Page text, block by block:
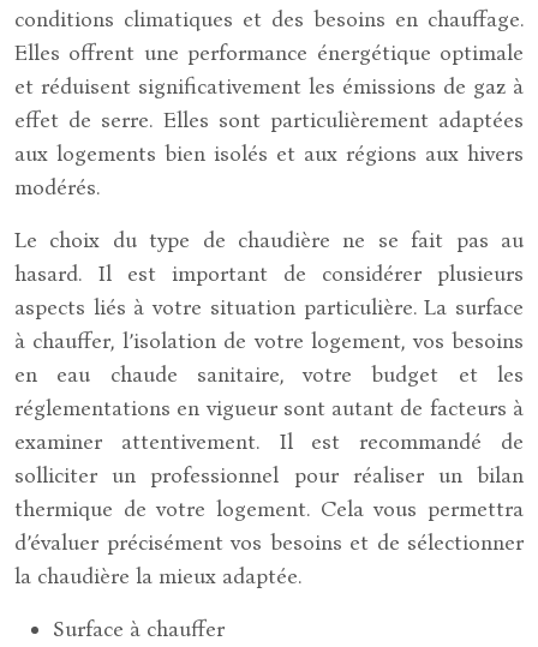
conditions climatiques et des besoins en chauffage.
Elles offrent une performance énergétique optimale
et réduisent significativement les émissions de gaz à
effet de serre. Elles sont particulièrement adaptées
aux logements bien isolés et aux régions aux hivers
modérés.
Le choix du type de chaudière ne se fait pas au
hasard. Il est important de considérer plusieurs
aspects liés à votre situation particulière. La surface
à chauffer, l’isolation de votre logement, vos besoins
en eau chaude sanitaire, votre budget et les
réglementations en vigueur sont autant de facteurs à
examiner attentivement. Il est recommandé de
solliciter un professionnel pour réaliser un bilan
thermique de votre logement. Cela vous permettra
d’évaluer précisément vos besoins et de sélectionner
la chaudière la mieux adaptée.
Surface à chauffer